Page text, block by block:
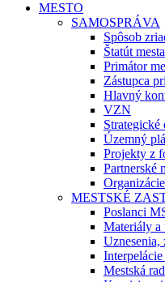
MESTO
SAMOSPRÁVA
Spôsob
Štatút mesta
Primátor
Zástupca
Hlavný
VZN
Strategické
Územný
Projekty z
Partnerské
MESTSKÉ
Poslanci
Materiály a
Uznesenia,
Mestská